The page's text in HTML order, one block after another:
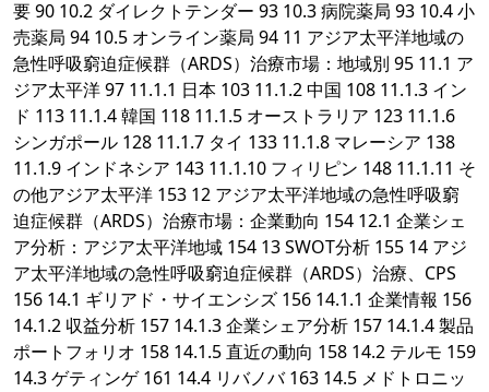
要 90 10.2 ダイレクトテンダー 93 10.3 病院薬局 93 10.4 小
売薬局 94 10.5 オンライン薬局 94 11 アジア太平洋地域の
急性呼吸窮迫症候群（ARDS）治療市場：地域別 95 11.1 ア
ジア太平洋 97 11.1.1 日本 103 11.1.2 中国 108 11.1.3 イン
ド 113 11.1.4 韓国 118 11.1.5 オーストラリア 123 11.1.6
シンガポール 128 11.1.7 タイ 133 11.1.8 マレーシア 138
11.1.9 インドネシア 143 11.1.10 フィリピン 148 11.1.11 そ
の他アジア太平洋 153 12 アジア太平洋地域の急性呼吸窮
迫症候群（ARDS）治療市場：企業動向 154 12.1 企業シェ
ア分析：アジア太平洋地域 154 13 SWOT分析 155 14 アジ
ア太平洋地域の急性呼吸窮迫症候群（ARDS）治療、CPS
156 14.1 ギリアド・サイエンシズ 156 14.1.1 企業情報 156
14.1.2 収益分析 157 14.1.3 企業シェア分析 157 14.1.4 製品
ポートフォリオ 158 14.1.5 直近の動向 158 14.2 テルモ 159
14.3 ゲティンゲ 161 14.4 リバノバ 163 14.5 メドトロニッ